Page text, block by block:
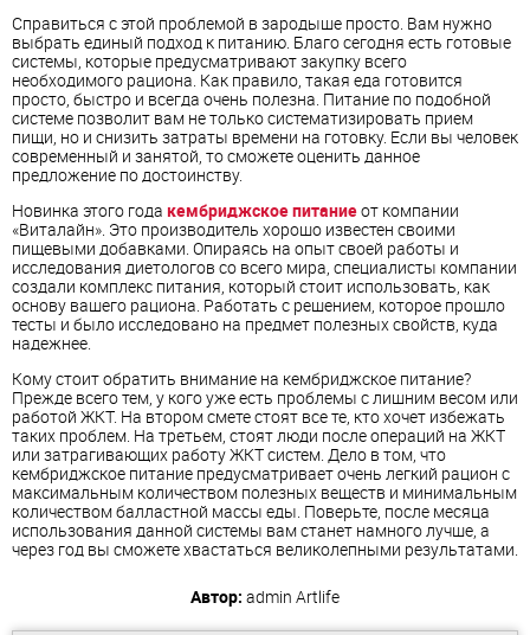
Справиться с этой проблемой в зародыше просто. Вам нужно
выбрать единый подход к питанию. Благо сегодня есть готовые
системы, которые предусматривают закупку всего
необходимого рациона. Как правило, такая еда готовится
просто, быстро и всегда очень полезна. Питание по подобной
системе позволит вам не только систематизировать прием
пищи, но и снизить затраты времени на готовку. Если вы человек
современный и занятой, то сможете оценить данное
предложение по достоинству.
Новинка этого года кембриджское питаниеот компании
«Виталайн». Это производитель хорошо известен своими
пищевыми добавками. Опираясь на опыт своей работы и
исследования диетологов со всего мира, специалисты компании
создали комплекс питания, который стоит использовать, как
основу вашего рациона. Работать с решением, которое прошло
тесты и было исследовано на предмет полезных свойств, куда
надежнее.
Кому стоит обратить внимание на кембриджское питание?
Прежде всего тем, у кого уже есть проблемы с лишним весом или
работой ЖКТ. На втором смете стоят все те, кто хочет избежать
таких проблем. На третьем, стоят люди после операций на ЖКТ
или затрагивающих работу ЖКТ систем. Дело в том, что
кембриджское питание предусматривает очень легкий рацион с
максимальным количеством полезных веществ и минимальным
количеством балластной массы еды. Поверьте, после месяца
использования данной системы вам станет намного лучше, а
через год вы сможете хвастаться великолепными результатами.
Автор: admin Artlife